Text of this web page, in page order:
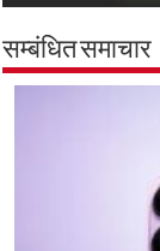
सम्बंधित समाचार